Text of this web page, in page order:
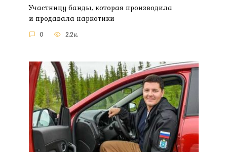
Участницу банды, которая производила
и продавала наркотики
0 2.2к.